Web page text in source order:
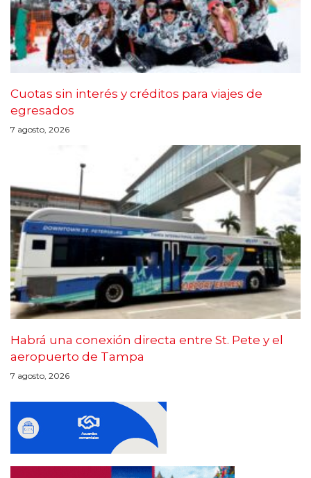
Cuotas sin interés y créditos para viajes de
egresados
7 agosto, 2026
Habrá una conexión directa entre St. Pete y el
aeropuerto de Tampa
7 agosto, 2026